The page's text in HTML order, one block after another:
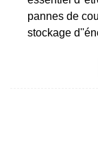
pannes de
stockage